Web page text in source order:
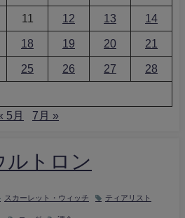
11 12 13 14
18 19 20 21
25 26 27 28
5月
7月 »
ルトロン
スカーレット・ウィッチ ティアリスト